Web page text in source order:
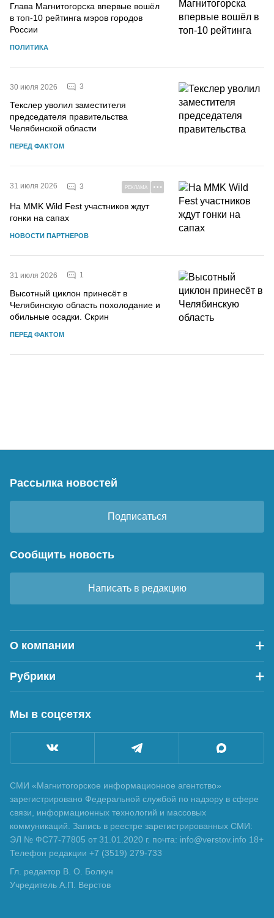
Глава Магнитогорска впервые вошёл
в топ-10 рейтинга мэров городов
России
ПОЛИТИКА
30 июля 2026 3
Текслер уволил заместителя
председателя правительства
Челябинской области
ПЕРЕД ФАКТОМ
31 июля 2026 3 РЕКЛАМА
На MMK Wild Fest участников ждут
гонки на сапах
НОВОСТИ ПАРТНЕРОВ
31 июля 2026 1
Высотный циклон принесёт в
Челябинскую область похолодание и
обильные осадки. Скрин
ПЕРЕД ФАКТОМ
Рассылка новостей
Подписаться
Сообщить новость
Написать в редакцию
О компании
Рубрики
Мы в соцсетях
СМИ «Магнитогорское информационное агентство»
зарегистрировано Федеральной службой по надзору в сфере
связи, информационных технологий и массовых
коммуникаций. Запись в реестре зарегистрированных СМИ:
ЭЛ № ФС77-77805 от 31.01.2020 г. почта: info@verstov.info 18+
Телефон редакции +7 (3519) 279-733
Гл. редактор В. О. Болкун
Учредитель А.П. Верстов